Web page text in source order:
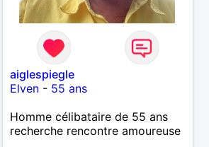
aiglespiegle
Elven- 55 ans
Homme célibataire de 55 ans
recherche rencontre amoureuse